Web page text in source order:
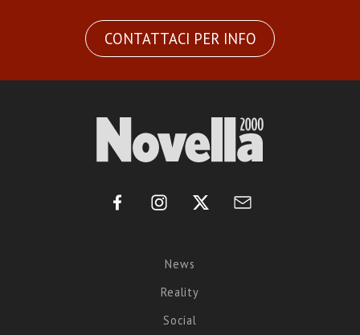
CONTATTACI PER INFO
News
Reality
Social